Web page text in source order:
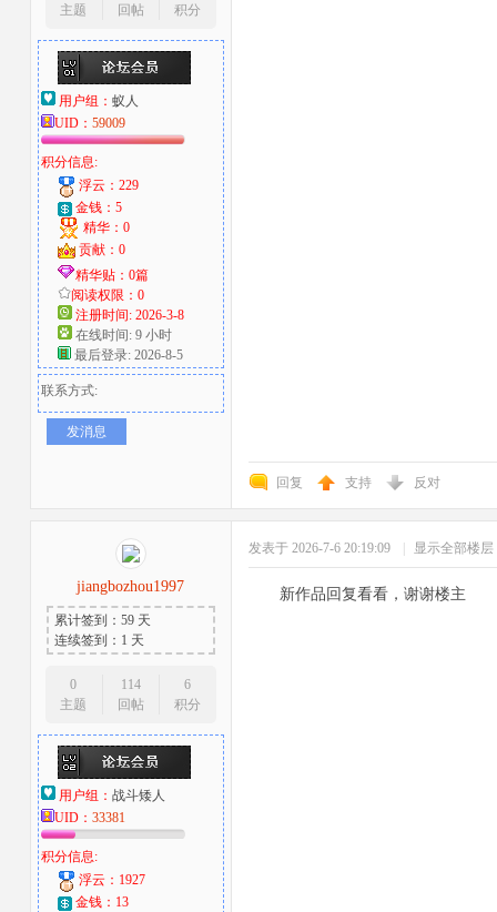
主题
回帖
积分
用户组： 蚁人
UID： 59009
积分信息:
浮云：229
金钱：5
精华：0
贡献：0
精华贴：0篇
阅读权限：0
注册时间: 2026-3-8
在线时间: 9 小时
最后登录: 2026-8-5
联系方式:
发消息
回复 支持 反对
jiangbozhou1997
累计签到：59 天
连续签到：1 天
0
主题
114
回帖
6
积分
用户组： 战斗矮人
UID： 33381
积分信息:
浮云：1927
金钱：13
发表于 2026-7-6 20:19:09 显示全部楼层
新作品回复看看，谢谢楼主